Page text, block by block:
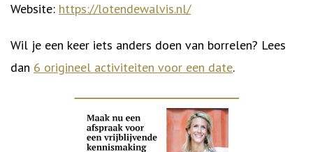
Website: https://lotendewalvis.nl/
Wil je een keer iets anders doen van borrelen? Lees
dan 6 origineel activiteiten voor een date.